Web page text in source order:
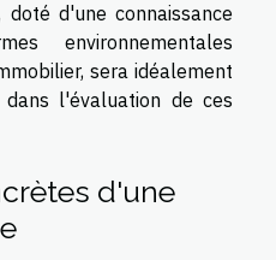
d'une connaissance
environnementales
sera idéalement
l'évaluation de ces
d'une